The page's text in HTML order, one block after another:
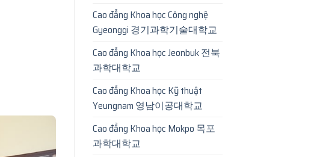
Cao đẳng Khoa học Công nghệ
Gyeonggi 경기과학기술대학교
Cao đẳng Khoa học Jeonbuk 전북
과학대학교
Cao đẳng Khoa học Kỹ thuật
Yeungnam 영남이공대학교
Cao đẳng Khoa học Mokpo 목포
과학대학교